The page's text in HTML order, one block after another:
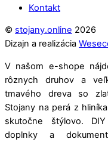
Kontakt
© stojany.online 2026
Dizajn a realizácia
V našom e-shope
rôznych druhov a
tmavého dreva so
Stojany na perá z
skutočne štýlovo.
doplnky a